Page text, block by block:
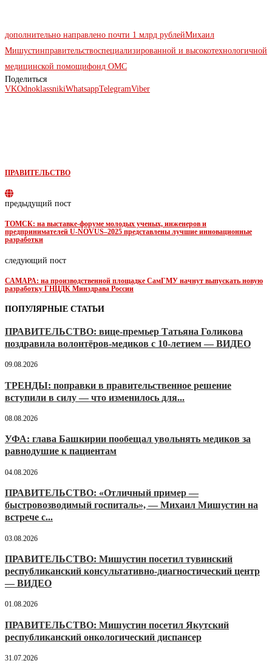
дополнительно направлено почти 1 млрд рублейМихаил
Мишустинправительствоспециализированной и высокотехнологичной
медицинской помощифонд ОМС
Поделиться
VKOdnoklassnikiWhatsappTelegramViber
ПРАВИТЕЛЬСТВО
предыдущий пост
ТОМСК: на выставке-форуме молодых ученых, инженеров и
предпринимателей U-NOVUS–2025 представлены лучшие инновационные
разработки
следующий пост
САМАРА: на производственной площадке СамГМУ начнут выпускать новую
разработку ГНЦДК Минздрава России
ПОПУЛЯРНЫЕ СТАТЬИ
ПРАВИТЕЛЬСТВО: вице-премьер Татьяна Голикова
поздравила волонтёров-медиков с 10-летием — ВИДЕО
09.08.2026
ТРЕНДЫ: поправки в правительственное решение
вступили в силу — что изменилось для...
08.08.2026
УФА: глава Башкирии пообещал увольнять медиков за
равнодушие к пациентам
04.08.2026
ПРАВИТЕЛЬСТВО: «Отличный пример —
быстровозводимый госпиталь», — Михаил Мишустин на
встрече с...
03.08.2026
ПРАВИТЕЛЬСТВО: Мишустин посетил тувинский
республиканский консультативно-диагностический центр
— ВИДЕО
01.08.2026
ПРАВИТЕЛЬСТВО: Мишустин посетил Якутский
республиканский онкологический диспансер
31.07.2026